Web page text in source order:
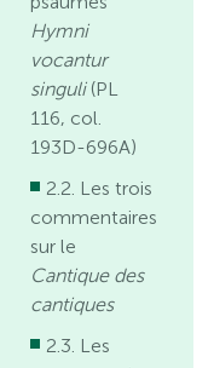
Hymni
vocantur
singuli(PL
116, col.
193D-696A)
2.2. Les trois
commentaires
sur le
Cantique des
cantiques
2.3. Les